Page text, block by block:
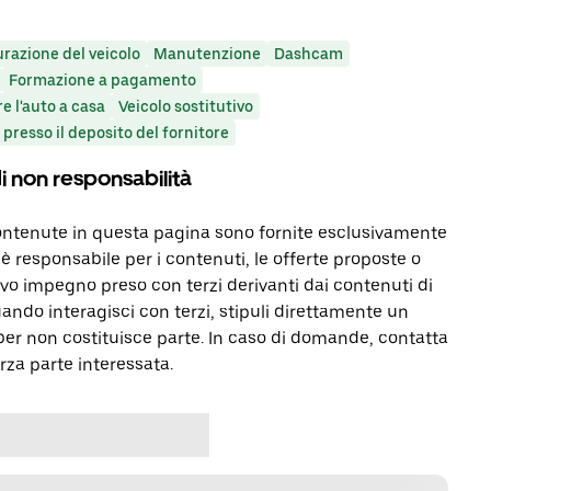
del veicolo Manutenzione
Dashcam
Formazione a pagamento
l'auto a casa
Veicolo sostitutivo
presso il deposito del fornitore
non responsabilità
in questa pagina sono fornite esclusivamente
responsabile per i contenuti, le offerte proposte o
impegno preso con terzi derivanti dai contenuti di
interagisci con terzi, stipuli direttamente un
non costituisce parte. In caso di domande, contatta
parte interessata.